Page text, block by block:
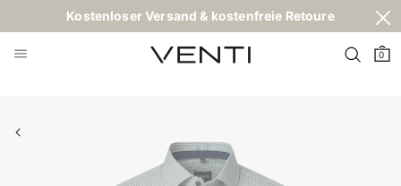
Kostenloser Versand & kostenfreie Retoure
0